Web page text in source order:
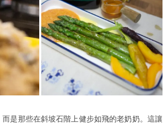
是那些在斜坡石階上健步如飛的老奶奶。這讓